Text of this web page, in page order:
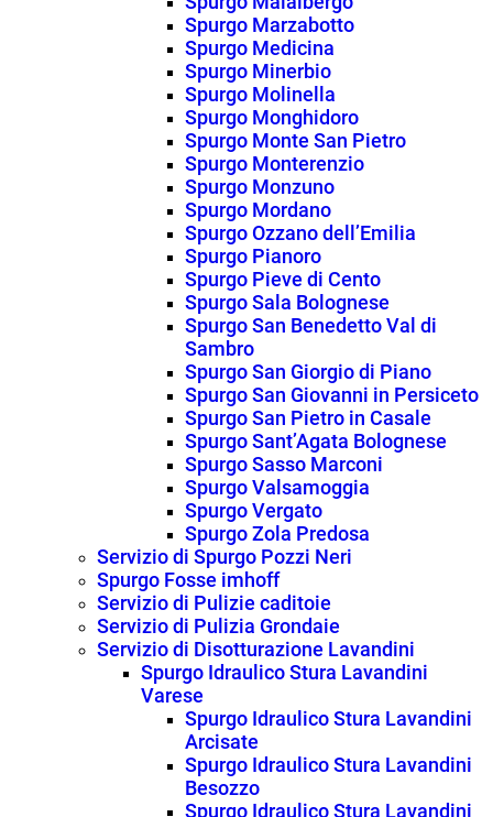
Spurgo Marzabotto
Spurgo Medicina
Spurgo Minerbio
Spurgo Molinella
Spurgo Monghidoro
Spurgo Monte San Pietro
Spurgo Monterenzio
Spurgo Monzuno
Spurgo Mordano
Spurgo Ozzano dell’Emilia
Spurgo Pianoro
Spurgo Pieve di Cento
Spurgo Sala Bolognese
Spurgo San Benedetto Val di
Sambro
Spurgo San Giorgio di Piano
Spurgo San Giovanni in Persiceto
Spurgo San Pietro in Casale
Spurgo Sant’Agata Bolognese
Spurgo Sasso Marconi
Spurgo Valsamoggia
Spurgo Vergato
Spurgo Zola Predosa
Servizio di Spurgo Pozzi Neri
Spurgo Fosse imhoff
Servizio di Pulizie caditoie
Servizio di Pulizia Grondaie
Servizio di Disotturazione Lavandini
Spurgo Idraulico Stura Lavandini
Varese
Spurgo Idraulico Stura Lavandini
Arcisate
Spurgo Idraulico Stura Lavandini
Besozzo
Spurgo Idraulico Stura Lavandini